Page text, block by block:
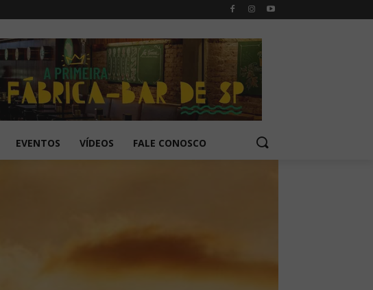
EVENTOS VÍDEOS FALE CONOSCO